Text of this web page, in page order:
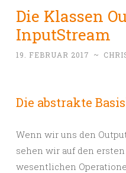
Die Klassen
InputStream
19. FEBRUAR 2017 ~
Die abstrakte
Wenn wir uns den
sehen wir auf den
wesentlichen